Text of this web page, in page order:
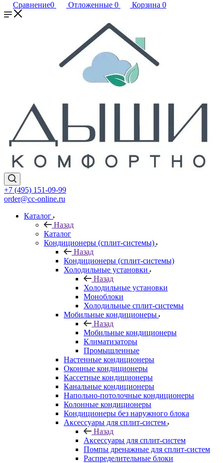
Сравнение0 Отложенные 0 Корзина 0
+7 (495) 151-09-99
order@cc-online.ru
Каталог
Назад
Каталог
Кондиционеры (сплит-системы)
Назад
Кондиционеры (сплит-системы)
Холодильные установки
Назад
Холодильные установки
Моноблоки
Холодильные сплит-системы
Мобильные кондиционеры
Назад
Мобильные кондиционеры
Климатизаторы
Промышленные
Настенные кондиционеры
Оконные кондиционеры
Кассетные кондиционеры
Канальные кондиционеры
Напольно-потолочные кондиционеры
Колонные кондиционеры
Кондиционеры без наружного блока
Аксессуары для сплит-систем
Назад
Аксессуары для сплит-систем
Помпы дренажные для сплит-систем
Распределительные блоки